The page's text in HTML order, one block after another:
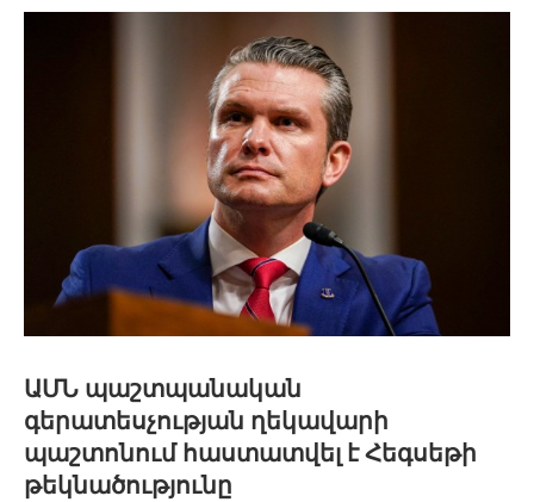
ԱՄՆ պաշտպանական
գերատեսչության ղեկավարի
պաշտոնում հաստատվել է Հեգսեթի
թեկնածությունը